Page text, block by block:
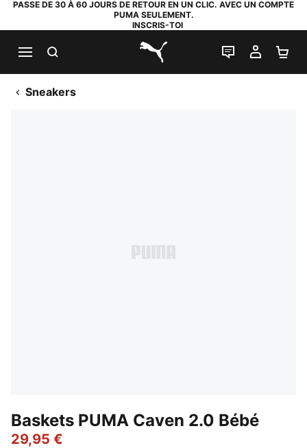
PASSE DE 30 À 60 JOURS DE RETOUR EN UN CLIC. AVEC UN COMPTE
PUMA SEULEMENT.
INSCRIS-TOI
PUMA.com
LIVE CHAT
MON
Sneakers
Baskets PUMA Caven 2.0 Bébé
29,95 €